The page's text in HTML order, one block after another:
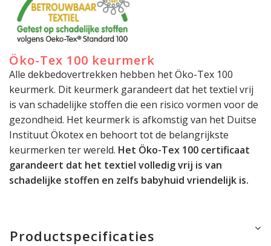
Öko-Tex 100 keurmerk
Alle dekbedovertrekken hebben het Öko-Tex 100
keurmerk. Dit keurmerk garandeert dat het textiel vrij
is van schadelijke stoffen die een risico vormen voor de
gezondheid. Het keurmerk is afkomstig van het Duitse
Instituut Ökotex en behoort tot de belangrijkste
keurmerken ter wereld. Het Öko-Tex 100 certificaat
garandeert dat het textiel volledig vrij is van
schadelijke stoffen en zelfs babyhuid vriendelijk is.
Productspecificaties